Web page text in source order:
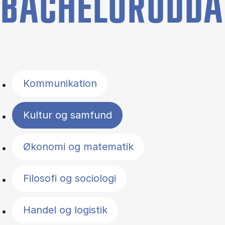
Kommunikation
Kultur og samfund
Økonomi og matematik
Filosofi og sociologi
Handel og logistik